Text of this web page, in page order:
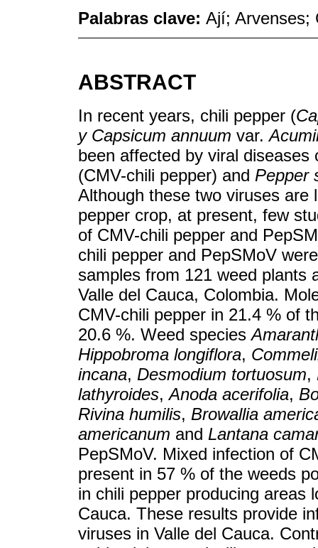
Palabras clave: Ají; Arvenses;
ABSTRACT
In recent years, chili pepper (
y Capsicum annuum var.
been affected by viral
(CMV-chili pepper) and Pepper
Although these two viruses are
pepper crop, at present, few
of CMV-chili pepper and
chili pepper and PepSMoV
samples from 121 weed plants
Valle del Cauca, Colombia.
CMV-chili pepper in 21.4 % of
20.6 %. Weed species
Hippobroma longiflora,
incana, Desmodium tortuosum,
lathyroides,Anoda acerifolia,
Rivina humilis, Browallia
americanum and Lantana
PepSMoV. Mixed infection of
present in 57 % of the weeds
in chili pepper producing areas
Cauca. These results provide
viruses in Valle del Cauca.